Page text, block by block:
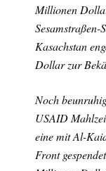
Millionen
Sesamstraßen-
Kasachstan
Dollar zur
Noch
USAID
eine mit Al-
Front